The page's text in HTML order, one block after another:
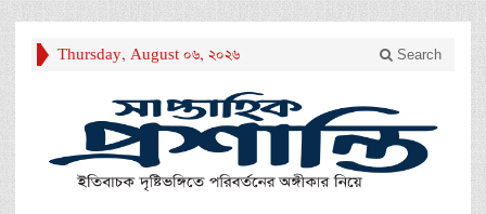
Thursday, August 06, 2026 Search